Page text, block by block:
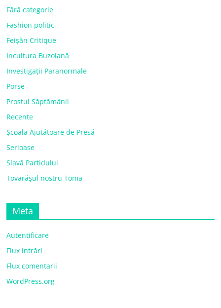
Fără categorie
Fashion politic
Feișăn Critique
Incultura Buzoiană
Investigații Paranormale
Porșe
Prostul Săptămânii
Recente
Școala Ajutătoare de Presă
Serioase
Slavă Partidului
Tovarășul nostru Toma
Meta
Autentificare
Flux intrări
Flux comentarii
WordPress.org